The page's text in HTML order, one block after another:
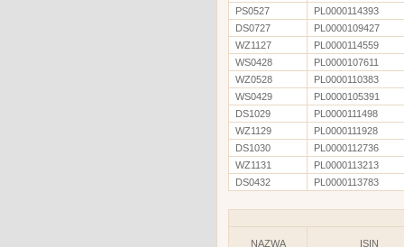
PS0527
PL0000114393
DS0727
PL0000109427
WZ1127
PL0000114559
WS0428
PL0000107611
WZ0528
PL0000110383
WS0429
PL0000105391
DS1029
PL0000111498
WZ1129
PL0000111928
DS1030
PL0000112736
WZ1131
PL0000113213
DS0432
PL0000113783
NAZWA ISIN